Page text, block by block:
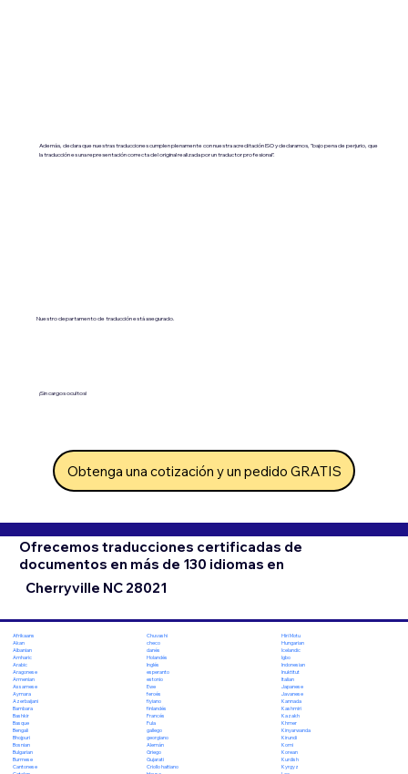
Además, declara que nuestras traducciones cumplen plenamente con nuestra acreditación ISO y declaramos, "bajo pena de perjurio, que
la traducción es una representación correcta del original realizada por un traductor profesional".
Nuestro departamento de traducción está asegurado.
¡Sin cargos ocultos!
Obtenga una cotización y un pedido GRATIS
Ofrecemos traducciones certificadas de
documentos en más de 130 idiomas en
Cherryville NC 28021
Afrikaans
Akan
Albanian
Amharic
Arabic
Aragonese
Armenian
Assamese
Aymara
Azerbaijani
Bambara
Bashkir
Basque
Bengali
Bhojpuri
Bosnian
Bulgarian
Burmese
Cantonese
Chuvashi
checo
danés
Holandés
Inglés
esperanto
estonio
Ewe
feroés
fiyiano
finlandés
Francés
Fula
gallego
georgiano
Alemán
Griego
Gujarati
Criollo haitiano
Hiri Motu
Hungarian
Icelandic
Igbo
Indonesian
Inuktitut
Italian
Japanese
Javanese
Kannada
Kashmiri
Kazakh
Khmer
Kinyarwanda
Kirundi
Komi
Korean
Kurdish
Kyrgyz